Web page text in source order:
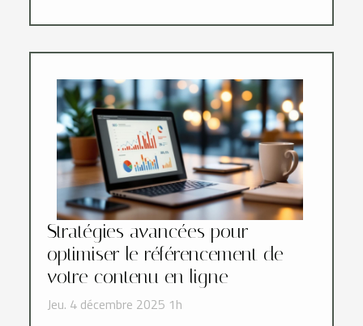
Stratégies avancées pour
optimiser le référencement de
votre contenu en ligne
Jeu. 4 décembre 2025 1h